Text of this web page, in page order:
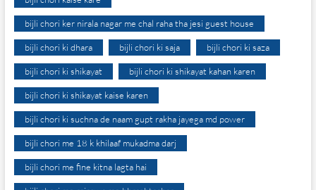
bijli chori ker nirala nagar me chal raha tha jesi guest house
bijli chori ki dhara bijli chori ki saja bijli chori ki saza
bijli chori ki shikayat bijli chori ki shikayat kahan karen
bijli chori ki shikayat kaise karen
bijli chori ki suchna de naam gupt rakha jayega md power
bijli chori me 18 k khilaaf mukadma darj
bijli chori me fine kitna lagta hai